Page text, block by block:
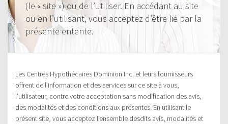
(le « site ») ou de l’utiliser. En accédant au site
ou en l’utilisant, vous acceptez d’être lié par la
présente entente.
Les Centres Hypothécaires Dominion Inc. et leurs fournisseurs
offrent de l’information et des services sur ce site à vous,
l’utilisateur, contre votre acceptation sans modification des avis,
des modalités et des conditions aux présentes. En utilisant le
présent site, vous acceptez l’ensemble desdits avis, modalités et